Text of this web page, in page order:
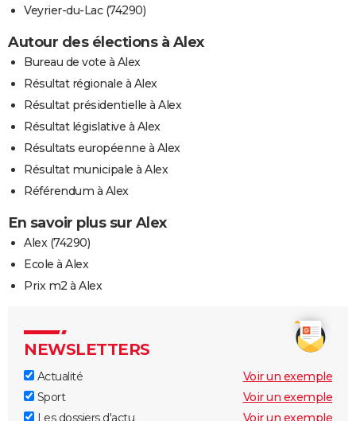
Veyrier-du-Lac (74290)
Autour des élections à Alex
Bureau de vote à Alex
Résultat régionale à Alex
Résultat présidentielle à Alex
Résultat législative à Alex
Résultats européenne à Alex
Résultat municipale à Alex
Référendum à Alex
En savoir plus sur Alex
Alex (74290)
Ecole à Alex
Prix m2 à Alex
NEWSLETTERS
Actualité
Voir un exemple
Sport
Voir un exemple
Les dossiers d'actu
Voir un exemple